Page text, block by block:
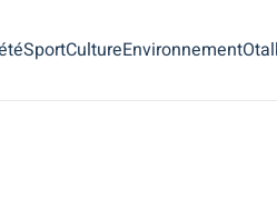
SportCultureEnvironnement